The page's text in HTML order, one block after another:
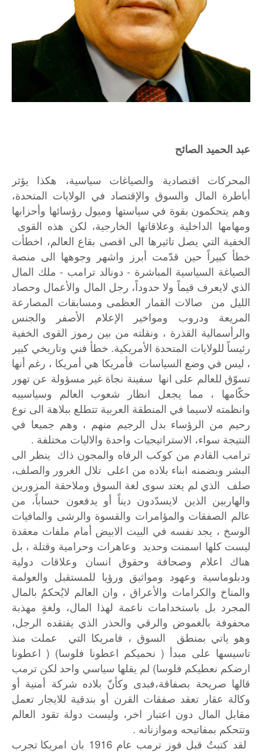
عبد الحميد الصائح
المحركات اقتصادية والصياغات سياسية، هكذا يؤثر
أباطرة المال والسوق والإقتصاد في الولايات المتحدة،
وهم يتحكمون بقوة في سياستها وميول رؤسائها وأحزابها
ومهامها الداخلية وعلاقاتها الخارجية، لكن هذه القوى
الخفية التي يصل تاثيرها الى اقصى بقاع العالم، اخطأت
خطأ كبيراً حين قدّمت أبرز واشهر وجوهها الى منصة
الصياغة السياسية المباشرة - دونالد ترامب - ملك المال
الذي لايعرف قيماً ولا حدوداً، رجل المال والأعمال وحصاد
الليل من صالات القمار العظمى ومسابقات المصارعة
المريعة ودروب ومواخير الإعلام الأصفر والجنس
والرأسمالية القذرة ، ونقلته من بين رموز القوى الخفية
رئيساً للولايات المتحدة الأمريكية. خطأ فني وتاريخي كبير
، ليس في وضع السياسات فأمريكا هي أمريكا ، رغم أنها
تسوّق للعالم على انها سفينة نجاة غير مسؤولة عن تهور
حكّامها ، مما يجعل انظار شعوب العالم وسياسييه
وانظمته لاسيما في المنطقة العربية تتطلع ببلاهة الى نوع
رحيم من الرؤساء بدل الرجيم منهم ، وهم جميعا في
النتيجة سواء، الاستراتيجيات واحدة والاليات مختلفة .
ترامب القادم من كوكب الرفاه والمجون ذاك ينظر الى
البشر وبضمنه ابناء بلاده من اعلى تلال الغرور والصلف،
صلف الذي لم يعتد سوى لغة السوق وملاحقة المزورين
والهاربين الذين لايسدّدون ديناً أو يدفعون حساباً، من
عالم الصفقات والمؤامرات والقسوة والرشى والمافيات
الوسخ ، يجد نفسه في البيت الابيض أمام ملفات معقدة
ليست كلها اسمنت وحديد وعاهرات وحرامية وقتلة ، بل
هناك اعلام وصحافة وحقوق انسان وعلاقات دولية
ودبلوماسية وعهود ومواثيق ورؤيا للمستقبل والعولمة
والمناخ والكرامات والأعراق ، وان العالم لايُحكمُ بالمال
المجرد بل باستخدامات ناعمة لهذا المال، ولغةٍ مهذبة
محفوفة بالغموض والرقي والحذر الذي يفتقده الرجل،
وهو ياتي بمنطق السوق ، فامريكا التي عملت منذ
تاسيسها على مبدأ ( نحميكم اعطونا فلوسا) ( اعطونا
ارضكم نعطيكم فلوسا) لم يقلها سياسي واحد لكن ترمب
قالها صريحة بصفاقة،فبدى وكأنّ بلاده شركة أمنية أو
وكالة عقار تعقد صفقات القرن أو بندقية للايجار تعمل
مقابل المال دون اعتبار اخر، وليست دولة تقود العالم
وتتحكم بمفاتيحه وموازناته .
لقد كتبتُ قبل فوز ترمب عام 1916 بان امريكا تجرب